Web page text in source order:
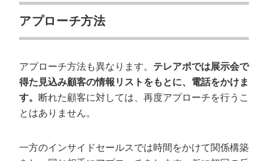
アプローチ方法
アプローチ方法も異なります。 テレアポでは展示会で
得た見込み顧客の情報リストをもとに、電話をかけま
す。
断れた顧客に対しては、再度アプローチを行うこ
とはありません。
一方のインサイドセールスでは時間をかけて関係構築